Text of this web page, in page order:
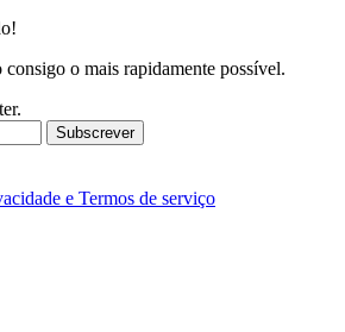
o mais rapidamente possível.
Subscrever
e Termos de serviço